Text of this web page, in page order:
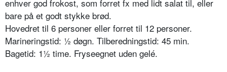
enhver god frokost, som forret fx med lidt salat til, eller
bare på et godt stykke brød.
Hovedret til 6 personer eller forret til 12 personer.
Marineringstid: ½ døgn. Tilberedningstid: 45 min.
Bagetid: 1½ time. Fryseegnet uden gelé.